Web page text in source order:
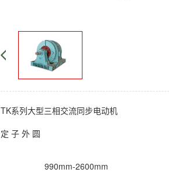
TK系列大型三相交流同步电动机
定 子 外 圆
990mm-2600mm